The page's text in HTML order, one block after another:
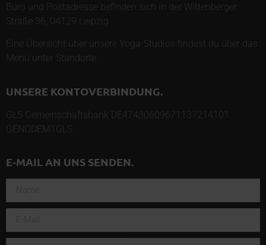
Büro und Postadresse befinden sich in der Wittenberger
Straße 36, 04129 Leipzig.
Eine Übersicht über unsere Yoga-Studios findest du über das
Menü unter Standorte
UNSERE KONTOVERBINDUNG.
GLS Gemeinschaftsbank DE47430609671137214101
GENODEM1GLS
E-MAIL AN UNS SENDEN.